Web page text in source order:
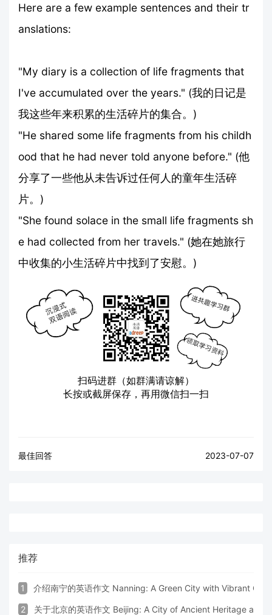
Here are a few example sentences and their tr
anslations:
"My diary is a collection of life fragments that
I've accumulated over the years." (我的日记是
我这些年来积累的生活碎片的集合。)
"He shared some life fragments from his childh
ood that he had never told anyone before." (他
分享了一些他从未告诉过任何人的童年生活碎
片。)
"She found solace in the small life fragments sh
e had collected from her travels." (她在她旅行
中收集的小生活碎片中找到了安慰。)
扫码进群（如群满请谅解）
长按或截屏保存，再用微信扫一扫
最佳回答 2023-07-07
推荐
1 介绍南宁的英语作文 Nanning: A Green City with Vibrant
2 关于北京的英语作文 Beijing: A City of Ancient Heritage and